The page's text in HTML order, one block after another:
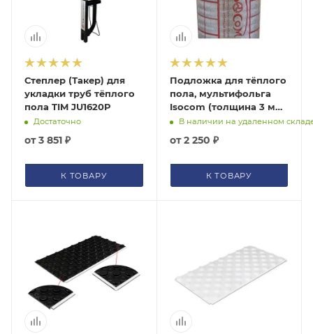
Степлер (Такер) для
укладки труб тёплого
пола TIM JU1620P
Достаточно
от3 851 ₽
К ТОВАРУ
Подложка для тёплого
пола, мультифольга
Isocom (толщина 3 мм,
рулон-30 м²)
В наличии на удаленном
от2 250 ₽
К ТОВАРУ